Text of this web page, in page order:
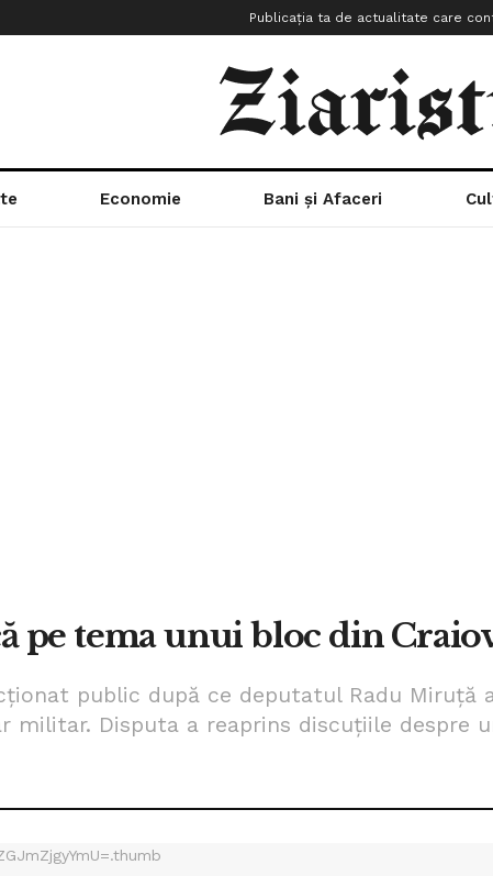
Publicația ta de actualitate care
Economie Bani și Afaceri
pe tema unui bloc din
public după ce deputatul Radu
militar. Disputa a reaprins discuțiile despre